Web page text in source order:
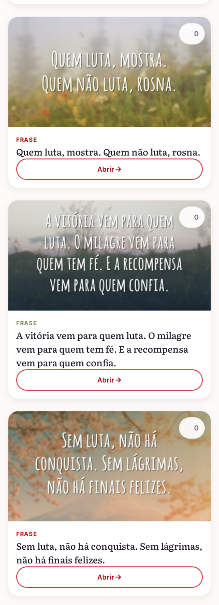
FRASE
Quem luta, mostra. Quem não luta, rosna.
Abrir
0
FRASE
A vitória vem para quem luta. O milagre
vem para quem tem fé. E a recompensa
vem para quem confia.
Abrir
0
FRASE
Sem luta, não há conquista. Sem lágrimas,
não há finais felizes.
Abrir
0